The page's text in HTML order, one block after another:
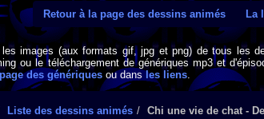
Retour à la page des dessins animés La
images (aux formats gif, jpg et png) de tous les
ou le téléchargement de génériques mp3 et
page des génériques ou dansles liens
Liste des dessins animés Chi une vie de chat -